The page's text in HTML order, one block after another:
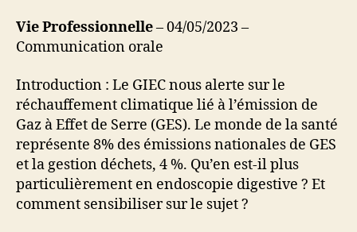
Vie Professionnelle– 04/05/2023 –
Communication orale
Introduction : Le GIEC nous alerte sur le
réchauffement climatique lié à l’émission de
Gaz à Effet de Serre (GES). Le monde de la santé
représente 8% des émissions nationales de GES
et la gestion déchets, 4 %. Qu’en est-il plus
particulièrement en endoscopie digestive ? Et
comment sensibiliser sur le sujet ?